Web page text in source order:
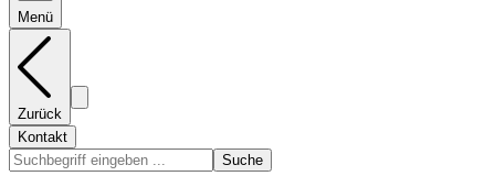
Menü
Zurück
Kontakt
Suche